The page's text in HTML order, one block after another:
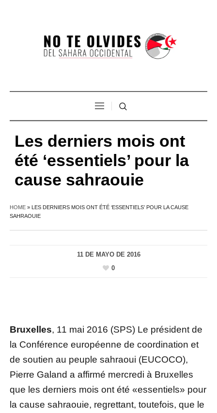
Les derniers mois ont
été ‘essentiels’ pour la
cause sahraouie
HOME » LES DERNIERS MOIS ONT ÉTÉ ‘ESSENTIELS’ POUR LA CAUSE
SAHRAOUIE
11 DE MAYO DE 2016
0
Bruxelles, 11 mai 2016 (SPS) Le président de
la Conférence européenne de coordination et
de soutien au peuple sahraoui (EUCOCO),
Pierre Galand a affirmé mercredi à Bruxelles
que les derniers mois ont été «essentiels» pour
la cause sahraouie, regrettant, toutefois, que le